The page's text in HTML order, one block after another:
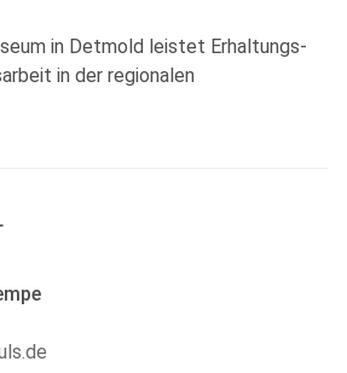
in Detmold leistet Erhaltungs-
in der regionalen